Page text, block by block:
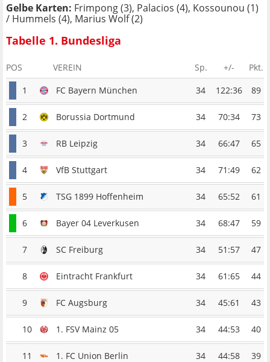
Gelbe Karten: Frimpong (3), Palacios (4), Kossounou (1)
/ Hummels (4), Marius Wolf (2)
Tabelle 1. Bundesliga
POS VEREIN Sp. +/-
Pkt.
1
FC Bayern München 34 122:36 89
2 Borussia Dortmund 34 70:34 73
3 RB Leipzig 34 66:47 65
4 VfB Stuttgart 34 71:49 62
5 TSG 1899 Hoffenheim 34 65:52 61
6 Bayer 04 Leverkusen 34 68:47 59
7 SC Freiburg 34 51:57 47
8 Eintracht Frankfurt 34 61:65 44
9 FC Augsburg 34 45:61 43
10 1. FSV Mainz 05 34 44:53 40
11 1. FC Union Berlin 34 44:58 39